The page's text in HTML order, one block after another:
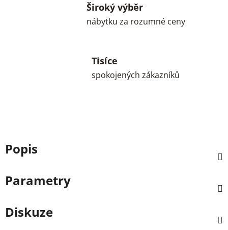
Široký výběr
nábytku za rozumné ceny
Tisíce
spokojených zákazníků
Popis
Parametry
Diskuze